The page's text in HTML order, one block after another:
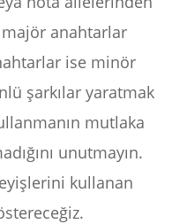
majör anahtarlar
ise minör
şarkılar yaratmak
mutlaka
unutmayın.
kullanan